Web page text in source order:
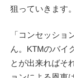
狙っていきます
「コンセッシ
ん。KTMのバイ
とが出来ればそ